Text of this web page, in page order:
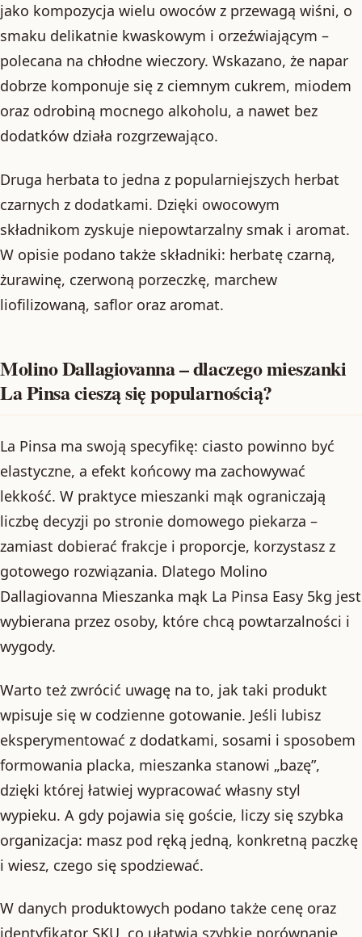
jako kompozycja wielu owoców z przewagą wiśni, o
smaku delikatnie kwaskowym i orzeźwiającym –
polecana na chłodne wieczory. Wskazano, że napar
dobrze komponuje się z ciemnym cukrem, miodem
oraz odrobiną mocnego alkoholu, a nawet bez
dodatków działa rozgrzewająco.
Druga herbata to jedna z popularniejszych herbat
czarnych z dodatkami. Dzięki owocowym
składnikom zyskuje niepowtarzalny smak i aromat.
W opisie podano także składniki: herbatę czarną,
żurawinę, czerwoną porzeczkę, marchew
liofilizowaną, saflor oraz aromat.
Molino Dallagiovanna – dlaczego mieszanki
La Pinsa cieszą się popularnością?
La Pinsa ma swoją specyfikę: ciasto powinno być
elastyczne, a efekt końcowy ma zachowywać
lekkość. W praktyce mieszanki mąk ograniczają
liczbę decyzji po stronie domowego piekarza –
zamiast dobierać frakcje i proporcje, korzystasz z
gotowego rozwiązania. Dlatego Molino
Dallagiovanna Mieszanka mąk La Pinsa Easy 5kg jest
wybierana przez osoby, które chcą powtarzalności i
wygody.
Warto też zwrócić uwagę na to, jak taki produkt
wpisuje się w codzienne gotowanie. Jeśli lubisz
eksperymentować z dodatkami, sosami i sposobem
formowania placka, mieszanka stanowi „bazę”,
dzięki której łatwiej wypracować własny styl
wypieku. A gdy pojawia się goście, liczy się szybka
organizacja: masz pod ręką jedną, konkretną paczkę
i wiesz, czego się spodziewać.
W danych produktowych podano także cenę oraz
identyfikator SKU, co ułatwia szybkie porównanie